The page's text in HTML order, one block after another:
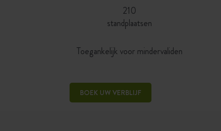
210
standplaatsen
Toegankelijk voor mindervaliden
BOEK UW VERBLIJF